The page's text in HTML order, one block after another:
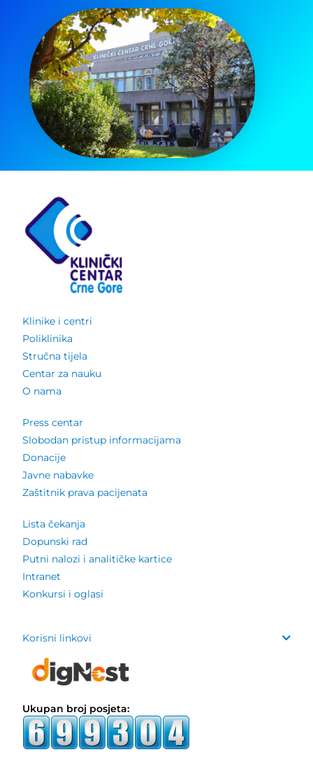
Klinike i centri
Poliklinika
Stručna tijela
Centar za nauku
O nama
Press centar
Slobodan pristup informacijama
Donacije
Javne nabavke
Zaštitnik prava pacijenata
Lista čekanja
Dopunski rad
Putni nalozi i analitičke kartice
Intranet
Konkursi i oglasi
Korisni linkovi
Ukupan broj posjeta: